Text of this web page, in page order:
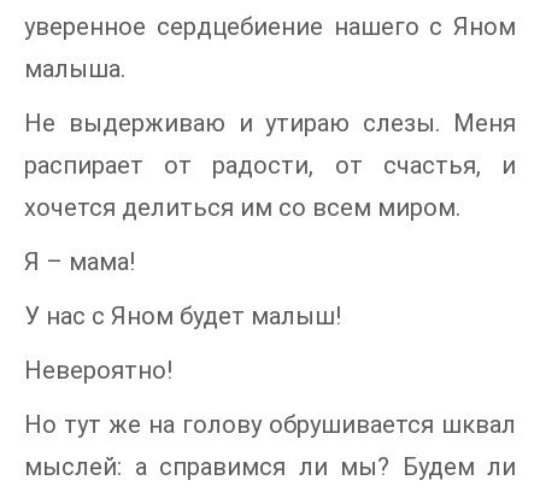
уверенное сердцебиение нашего с Яном
малыша.
Не выдерживаю и утираю слезы. Меня
распирает от радости, от счастья, и
хочется делиться им со всем миром.
Я – мама!
У нас с Яном будет малыш!
Невероятно!
Но тут же на голову обрушивается шквал
мыслей: а справимся ли мы? Будем ли